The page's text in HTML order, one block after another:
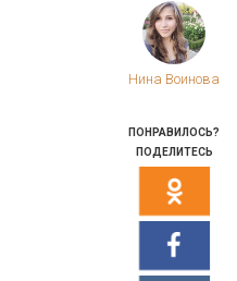
Нина Воинова
ПОНРАВИЛОСЬ?
ПОДЕЛИТЕСЬ